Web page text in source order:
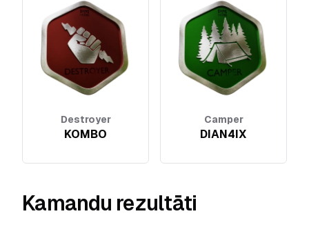
Destroyer
KOMBO
Camper
DIAN4IX
Kamandu rezultāti